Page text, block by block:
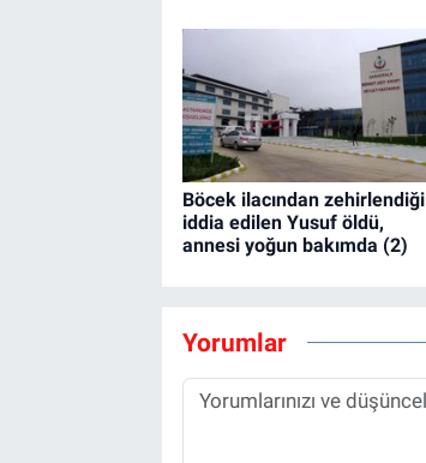
Böcek ilacından zehirlendiği
iddia edilen Yusuf öldü,
annesi yoğun bakımda (2)
Yorumlar